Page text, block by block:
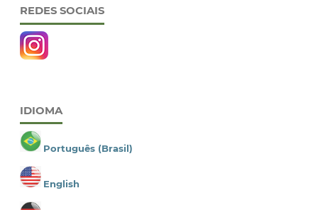
REDES SOCIAIS
IDIOMA
Português (Brasil)
English